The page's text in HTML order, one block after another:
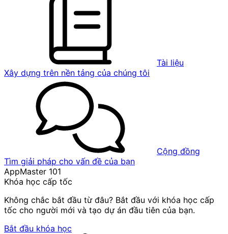
Tài liệu
Xây dựng trên nền tảng của chúng tôi
Cộng đồng
Tìm giải pháp cho vấn đề của bạn
AppMaster 101
Khóa học cấp tốc
Không chắc bắt đầu từ đâu? Bắt đầu với khóa học cấp
tốc cho người mới và tạo dự án đầu tiên của bạn.
Bắt đầu khóa học